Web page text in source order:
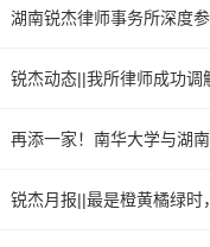
湖南锐杰律师事务所深度
锐杰动态||我所律师成功调
再添一家！南华大学与湖
锐杰月报||最是橙黄橘绿时